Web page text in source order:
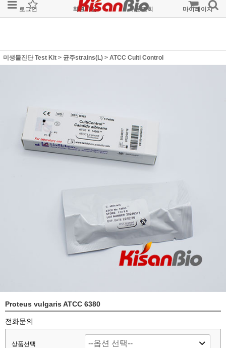
로그인 회원가입 주문조회 마이페이지
미생물진단 Test Kit > 균주strains(L) > ATCC Culti Control
Proteus vulgaris ATCC 6380
전화문의
상품선택